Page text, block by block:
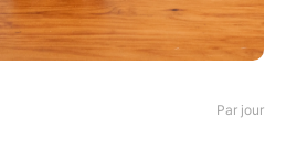
Par jour